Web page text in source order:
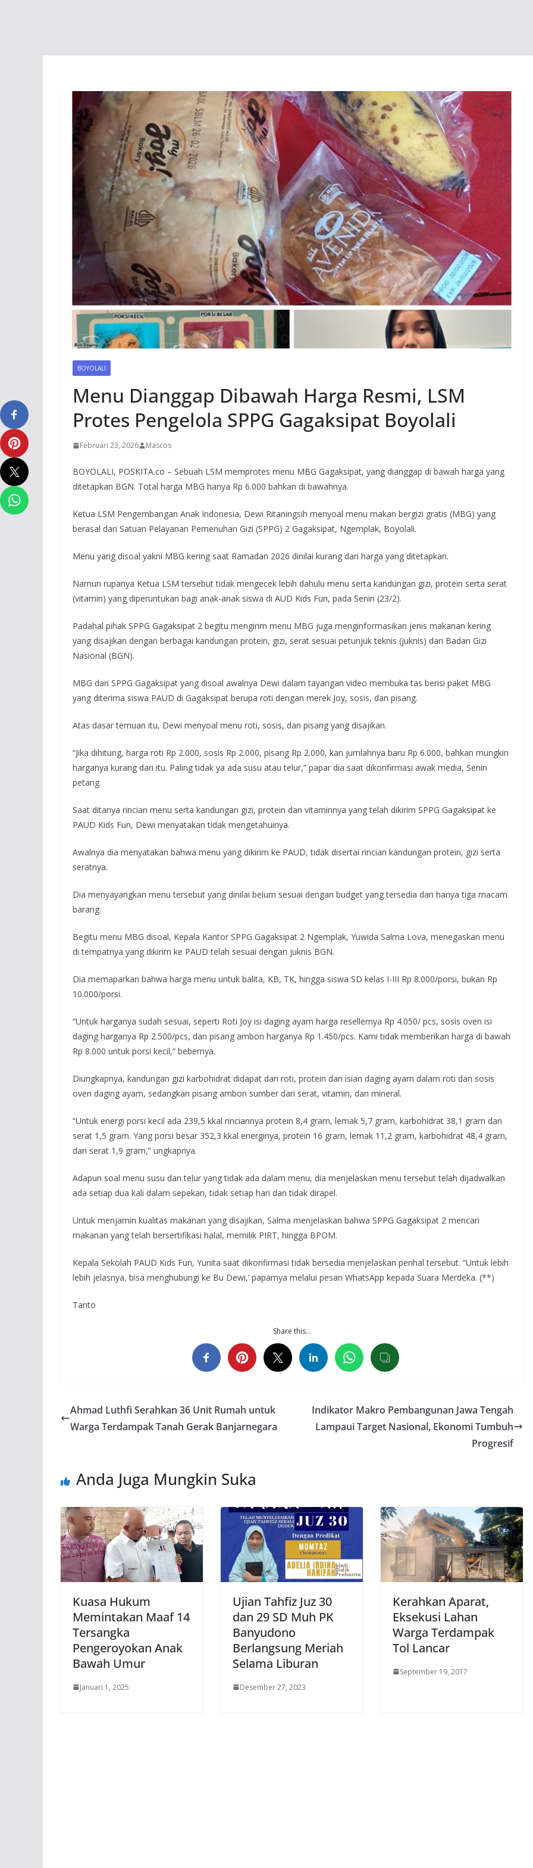
BOYOLALI
Menu Dianggap Dibawah Harga Resmi, LSM
Protes Pengelola SPPG Gagaksipat Boyolali
Februari 23, 2026 Mascos
BOYOLALI, POSKITA.co – Sebuah LSM memprotes menu MBG Gagaksipat, yang dianggap di bawah harga yang
ditetapkan BGN. Total harga MBG hanya Rp 6.000 bahkan di bawahnya.
Ketua LSM Pengembangan Anak Indonesia, Dewi Ritaningsih menyoal menu makan bergizi gratis (MBG) yang
berasal dari Satuan Pelayanan Pemenuhan Gizi (SPPG) 2 Gagaksipat, Ngemplak, Boyolali.
Menu yang disoal yakni MBG kering saat Ramadan 2026 dinilai kurang dari harga yang ditetapkan.
Namun rupanya Ketua LSM tersebut tidak mengecek lebih dahulu menu serta kandungan gizi, protein serta serat
(vitamin) yang diperuntukan bagi anak-anak siswa di AUD Kids Fun, pada Senin (23/2).
Padahal pihak SPPG Gagaksipat 2 begitu mengirim menu MBG juga menginformasikan jenis makanan kering
yang disajikan dengan berbagai kandungan protein, gizi, serat sesuai petunjuk teknis (juknis) dari Badan Gizi
Nasional (BGN).
MBG dari SPPG Gagaksipat yang disoal awalnya Dewi dalam tayangan video membuka tas berisi paket MBG
yang diterima siswa PAUD di Gagaksipat berupa roti dengan merek Joy, sosis, dan pisang.
Atas dasar temuan itu, Dewi menyoal menu roti, sosis, dan pisang yang disajikan.
“Jika dihitung, harga roti Rp 2.000, sosis Rp 2.000, pisang Rp 2.000, kan jumlahnya baru Rp 6.000, bahkan mungkin
harganya kurang dari itu. Paling tidak ya ada susu atau telur,” papar dia saat dikonfirmasi awak media, Senin
petang.
Saat ditanya rincian menu serta kandungan gizi, protein dan vitaminnya yang telah dikirim SPPG Gagaksipat ke
PAUD Kids Fun, Dewi menyatakan tidak mengetahuinya.
Awalnya dia menyatakan bahwa menu yang dikirim ke PAUD, tidak disertai rincian kandungan protein, gizi serta
seratnya.
Dia menyayangkan menu tersebut yang dinilai belum sesuai dengan budget yang tersedia dan hanya tiga macam
barang.
Begitu menu MBG disoal, Kepala Kantor SPPG Gagaksipat 2 Ngemplak, Yuwida Salma Lova, menegaskan menu
di tempatnya yang dikirim ke PAUD telah sesuai dengan juknis BGN.
Dia memaparkan bahwa harga menu untuk balita, KB, TK, hingga siswa SD kelas I-III Rp 8.000/porsi, bukan Rp
10.000/porsi.
“Untuk harganya sudah sesuai, seperti Roti Joy isi daging ayam harga resellernya Rp 4.050/ pcs, sosis oven isi
daging harganya Rp 2.500/pcs, dan pisang ambon harganya Rp 1.450/pcs. Kami tidak memberikan harga di bawah
Rp 8.000 untuk porsi kecil,” bebernya.
Diungkapnya, kandungan gizi karbohidrat didapat dari roti, protein dari isian daging ayam dalam roti dan sosis
oven daging ayam, sedangkan pisang ambon sumber dari serat, vitamin, dan mineral.
“Untuk energi porsi kecil ada 239,5 kkal rinciannya protein 8,4 gram, lemak 5,7 gram, karbohidrat 38,1 gram dan
serat 1,5 gram. Yang porsi besar 352,3 kkal energinya, protein 16 gram, lemak 11,2 gram, karbohidrat 48,4 gram,
dan serat 1,9 gram,” ungkapnya.
Adapun soal menu susu dan telur yang tidak ada dalam menu, dia menjelaskan menu tersebut telah dijadwalkan
ada setiap dua kali dalam sepekan, tidak setiap hari dan tidak dirapel.
Untuk menjamin kualitas makanan yang disajikan, Salma menjelaskan bahwa SPPG Gagaksipat 2 mencari
makanan yang telah bersertifikasi halal, memilik PIRT, hingga BPOM.
Kepala Sekolah PAUD Kids Fun, Yunita saat dikonfirmasi tidak bersedia menjelaskan perihal tersebut. “Untuk lebih
lebih jelasnya, bisa menghubungi ke Bu Dewi,’ paparnya melalui pesan WhatsApp kepada Suara Merdeka. (**)
Tanto
Share this…
Ahmad Luthfi Serahkan 36 Unit Rumah untuk
Warga Terdampak Tanah Gerak Banjarnegara
Indikator Makro Pembangunan Jawa Tengah
Lampaui Target Nasional, Ekonomi Tumbuh
Progresif
Anda Juga Mungkin Suka
Kuasa Hukum
Memintakan Maaf 14
Tersangka
Pengeroyokan Anak
Bawah Umur
Januari 1, 2025
Ujian Tahfiz Juz 30
dan 29 SD Muh PK
Banyudono
Berlangsung Meriah
Selama Liburan
Desember 27, 2023
Kerahkan Aparat,
Eksekusi Lahan
Warga Terdampak
Tol Lancar
September 19, 2017